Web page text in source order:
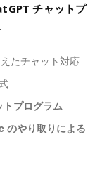
チャットプ
たチャット対応
プログラム
やり取りによる